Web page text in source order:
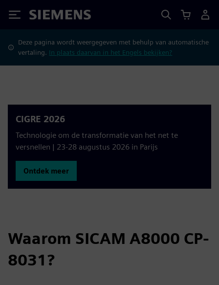
Siemens
Deze pagina wordt weergegeven met behulp van automatische
vertaling. In plaats daarvan in het Engels bekijken?
CIGRE 2026
Technologie om de transformatie van het net te
versnellen | 23-28 augustus 2026 in Parijs
Ontdek meer
Waarom SICAM A8000 CP-
8031?